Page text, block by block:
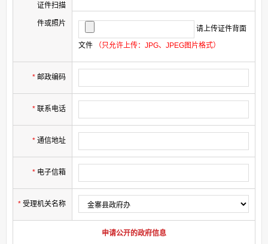
证件扫描
件或照片
请上传证件背面
文件
（只允许上传：JPG、JPEG图片格式）
* 邮政编码
* 联系电话
* 通信地址
* 电子信箱
* 受理机关名称
申请公开的政府信息